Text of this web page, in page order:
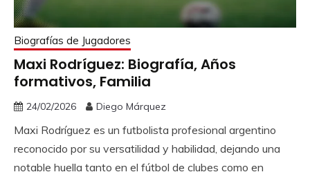
Biografías de Jugadores
Maxi Rodríguez: Biografía, Años
formativos, Familia
24/02/2026 Diego Márquez
Maxi Rodríguez es un futbolista profesional argentino
reconocido por su versatilidad y habilidad, dejando una
notable huella tanto en el fútbol de clubes como en